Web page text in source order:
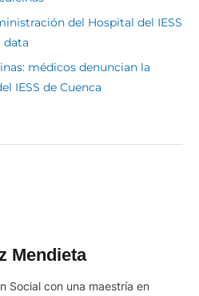
del Hospital del IESS
data
médicos denuncian la
IESS de Cuenca
Mendieta
Social con una maestría en